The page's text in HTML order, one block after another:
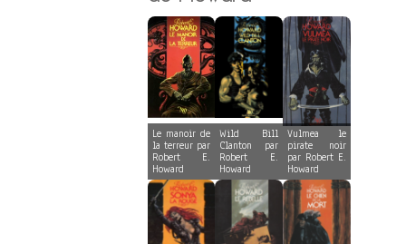
Le manoir de
la terreur par
Robert E.
Howard
Wild Bill
Clanton par
Robert E.
Howard
Vulmea le
pirate noir
par Robert E.
Howard